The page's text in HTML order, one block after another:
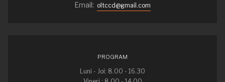
Email: oltccd@gmail.com
PROGRAM
Luni - Joi: 8.00 - 16.30